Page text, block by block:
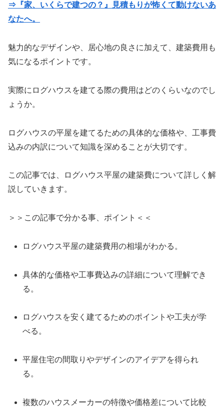
⇒『家、いくらで建つの？』見積もりが怖くて動けないあ
なたへ。
魅力的なデザインや、居心地の良さに加えて、建築費用も
気になるポイントです。
実際にログハウスを建てる際の費用はどのくらいなのでし
ょうか。
ログハウスの平屋を建てるための具体的な価格や、工事費
込みの内訳について知識を深めることが大切です。
この記事では、ログハウス平屋の建築費について詳しく解
説していきます。
＞＞この記事で分かる事、ポイント＜＜
ログハウス平屋の建築費用の相場がわかる。
具体的な価格や工事費込みの詳細について理解でき
る。
ログハウスを安く建てるためのポイントや工夫が学
べる。
平屋住宅の間取りやデザインのアイデアを得られ
る。
複数のハウスメーカーの特徴や価格差について比較